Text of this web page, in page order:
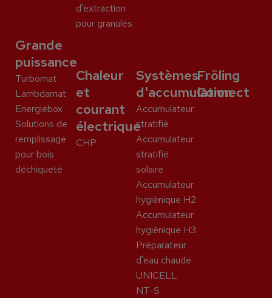
d'extraction
pour granulés
Grande
puissance
Turbomat
Lambdamat
Energiebox
Solutions de
remplissage
pour bois
déchiqueté
Chaleur
et
courant
électrique
CHP
Systèmes
d'accumulation
Accumulateur
stratifié
Accumulateur
stratifié
solaire
Accumulateur
hygiènique H2
Accumulateur
hygiènique H3
Préparateur
d'eau chaude
UNICELL
NT-S
Fröling
Connect